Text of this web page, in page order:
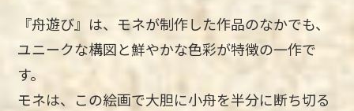
『舟遊び』は、モネが制作した作品のなかでも、
ユニークな構図と鮮やかな色彩が特徴の一作で
す。
モネは、この絵画で大胆に小舟を半分に断ち切る